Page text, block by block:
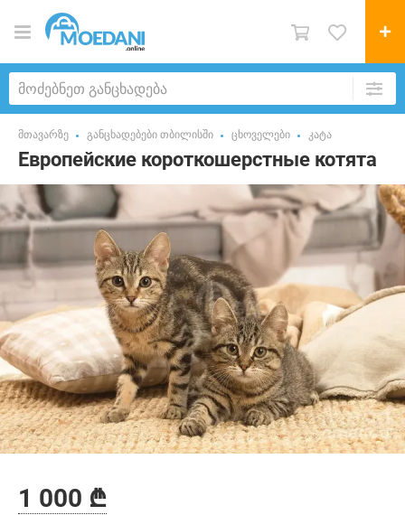
მთავარზე განცხადებები თბილისში ცხოველები კატა
Европейские короткошерстные котята
1 000 ₾